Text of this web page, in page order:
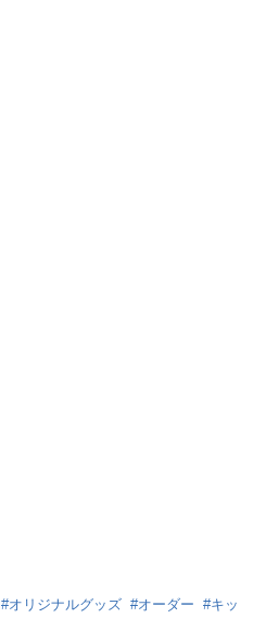
#オリジナルグッズ #オーダー #キッ